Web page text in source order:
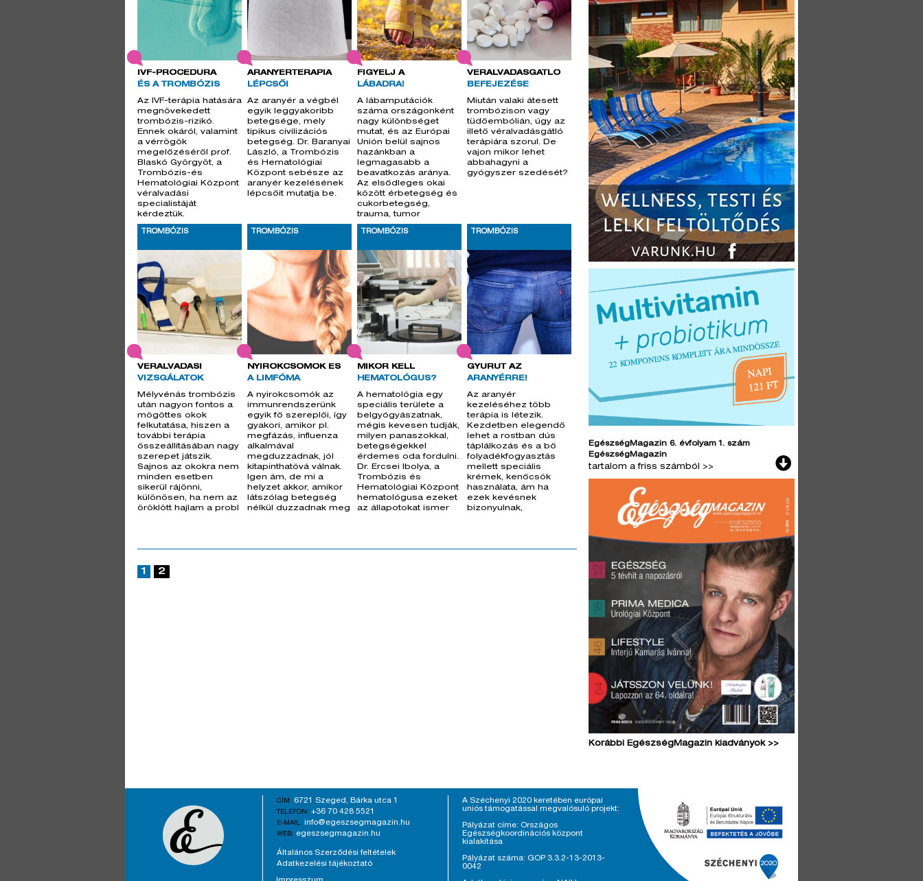
IVF-PROCEDÚRA
ÉS A TROMBÓZIS
Az IVF-terápia hatására
megnövekedett
trombózis-rizikó.
Ennek okáról, valamint
a vérrögök
megelőzéséről prof.
Blaskó Györgyöt, a
Trombózis-és
Hematológiai Központ
véralvadási
specialistáját
kérdeztük.
ARANYÉRTERÁPIA
LÉPCSŐI
Az aranyér a végbél
egyik leggyakoribb
betegsége, mely
tipikus civilizációs
betegség. Dr. Baranyai
László, a Trombózis
és Hematológiai
Központ sebésze az
aranyér kezelésének
lépcsőit mutatja be.
FIGYELJ A
LÁBADRA!
A lábamputációk
száma országonként
nagy különbséget
mutat, és az Európai
Unión belül sajnos
hazánkban a
legmagasabb a
beavatkozás aránya.
Az elsődleges okai
között érbetegség és
cukorbetegség,
trauma, tumor
szerepel.
VÉRALVADÁSGÁTLÓ
BEFEJEZÉSE
Miután valaki átesett
trombózison vagy
tüdőembólián, úgy az
illető véralvadásgátló
terápiára szorul. De
vajon mikor lehet
abbahagyni a
gyógyszer szedését?
TROMBÓZIS
VÉRALVADÁSI
VIZSGÁLATOK
Mélyvénás trombózis
után nagyon fontos a
mögöttes okok
felkutatása, hiszen a
további terápia
összeállításában nagy
szerepet játszik.
Sajnos az okokra nem
minden esetben
sikerül rájönni,
különösen, ha nem az
öröklött hajlam a probl
TROMBÓZIS
NYIROKCSOMÓK ÉS
A LIMFÓMA
A nyirokcsomók az
immunrendszerünk
egyik fő szereplői, így
gyakori, amikor pl.
megfázás, influenza
alkalmával
megduzzadnak, jól
kitapinthatóvá válnak.
Igen ám, de mi a
helyzet akkor, amikor
látszólag betegség
nélkül duzzadnak meg
TROMBÓZIS
MIKOR KELL
HEMATOLÓGUS?
A hematológia egy
speciális területe a
belgyógyászatnak,
mégis kevesen tudják,
milyen panaszokkal,
betegségekkel
érdemes oda fordulni.
Dr. Ercsei Ibolya, a
Trombózis és
Hematológiai Központ
hematológusa ezeket
az állapotokat ismer
TROMBÓZIS
GYŰRŰT AZ
ARANYÉRRE!
Az aranyér
kezeléséhez több
terápia is létezik.
Kezdetben elegendő
lehet a rostban dús
táplálkozás és a bő
folyadékfogyasztás
mellett speciális
krémek, kenőcsök
használata, ám ha
ezek kevésnek
bizonyulnak,
1 2
EgészségMagazin 6. évfolyam 1. szám
EgészségMagazin
tartalom a friss számból >>
Korábbi EgészségMagazin kiadványok >>
CÍM: 6721 Szeged, Bárka utca 1
TELEFON: +36 70 428 5521
E-MAIL: info@egeszsegmagazin.hu
WEB: egeszsegmagazin.hu
Általános Szerződési feltételek
Adatkezelési tájékoztató
A Széchenyi 2020 keretében európai
uniós támogatással megvalósuló projekt:
Pályázat címe: Országos
Egészségkoordinációs központ
kialakítása
Pályázat száma: GOP 3.3.2-13-2013-
0042